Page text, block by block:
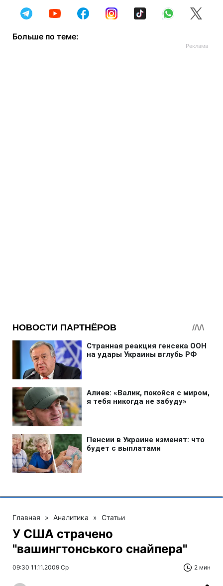
Больше по теме:
Главная » Аналитика » Статьи
У США страчено
"вашингтонського снайпера"
09:30 11.11.2009 Ср 2 мин